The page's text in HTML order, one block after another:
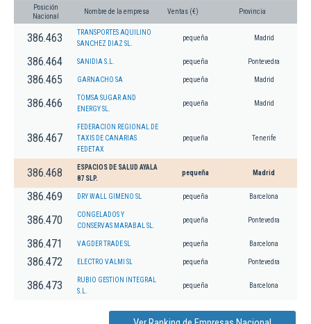
Posición
Nacional
Nombre de la empresa Ventas (€) Provincia
386.463
TRANSPORTES AQUILINO
SANCHEZ DIAZ SL.
pequeña Madrid
386.464 SANIDIA S.L. pequeña Pontevedra
386.465 GARNACHO SA pequeña Madrid
386.466
TOMSA SUGAR AND
ENERGY SL.
pequeña Madrid
386.467
FEDERACION REGIONAL DE
TAXIS DE CANARIAS
FEDETAX
pequeña Tenerife
386.468
ESPACIOS DE SALUD AYALA
87 SLP.
pequeña Madrid
386.469 DRY WALL GIMENO SL pequeña Barcelona
386.470
CONGELADOS Y
CONSERVAS MARABAL SL.
pequeña Pontevedra
386.471 VAGDER TRADE SL pequeña Barcelona
386.472 ELECTRO VALMI SL pequeña Pontevedra
386.473
RUBIO GESTION INTEGRAL
S.L.
pequeña Barcelona